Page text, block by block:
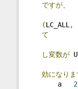
ですが、
(LC_ALL ,
て
し変数が
効になりま
a